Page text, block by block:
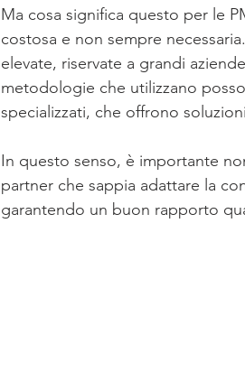
Ma cosa significa questo per le
costosa e non sempre
elevate, riservate a grandi
metodologie che utilizzano
specializzati, che offrono
In questo senso, è importante
partner che sappia adattare la
garantendo un buon rapporto